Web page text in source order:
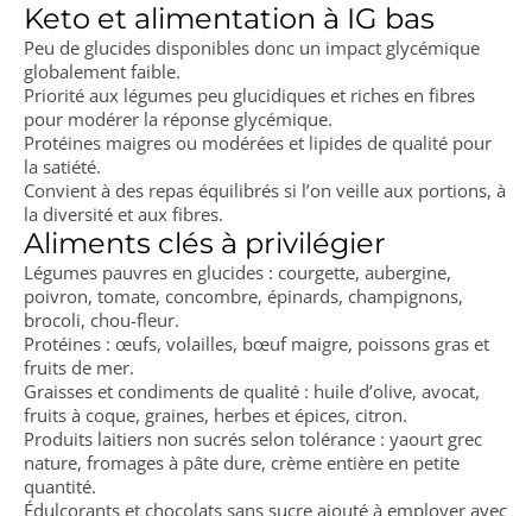
Keto et alimentation à IG bas
Peu de glucides disponibles donc un impact glycémique
globalement faible.
Priorité aux légumes peu glucidiques et riches en fibres
pour modérer la réponse glycémique.
Protéines maigres ou modérées et lipides de qualité pour
la satiété.
Convient à des repas équilibrés si l’on veille aux portions, à
la diversité et aux fibres.
Aliments clés à privilégier
Légumes pauvres en glucides : courgette, aubergine,
poivron, tomate, concombre, épinards, champignons,
brocoli, chou-fleur.
Protéines : œufs, volailles, bœuf maigre, poissons gras et
fruits de mer.
Graisses et condiments de qualité : huile d’olive, avocat,
fruits à coque, graines, herbes et épices, citron.
Produits laitiers non sucrés selon tolérance : yaourt grec
nature, fromages à pâte dure, crème entière en petite
quantité.
Édulcorants et chocolats sans sucre ajouté à employer avec